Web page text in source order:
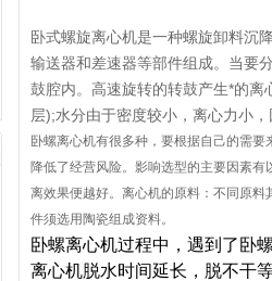
卧式螺旋离心机是一种螺旋卸料沉
输送器和差速器等部件组成。当要
鼓腔内。高速旋转的转鼓产生*的
层);水分由于密度较小，离心力小
卧螺离心机有很多种，要根据自己的需
降低了经营风险。影响选型的主要因素
离效果便越好。离心机的原料：不同原
件须选用陶瓷组成资料。
卧螺离心机过程中，遇到了卧
离心机脱水时间延长，脱不干